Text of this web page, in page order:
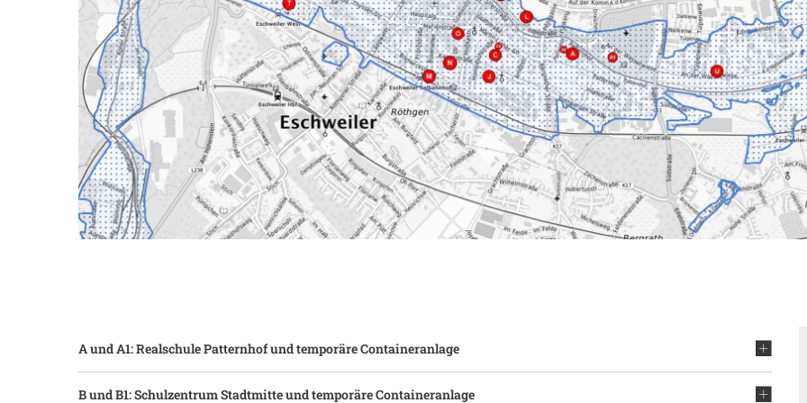
Feuerwehr & Notdienste
Wiederaufbau Eschweiler Aktuelle Projekte
Pressemitteilungen
A und A1: Realschule Patternhof und temporäre Containeranlage
B und B1: Schulzentrum Stadtmitte und temporäre Containeranlage